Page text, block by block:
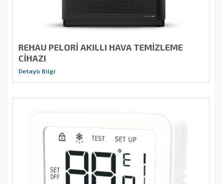
REHAU PELORİ AKILLI HAVA TEMİZLEME
CİHAZI
Detaylı Bilgi